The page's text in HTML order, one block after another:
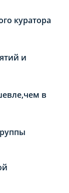
куратора
и
в